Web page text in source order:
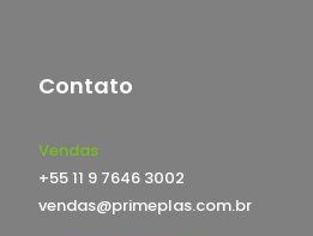
Contato
Vendas
+55 11 9 7646 3002
vendas@primeplas.com.br